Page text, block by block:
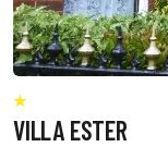
VILLA ESTER